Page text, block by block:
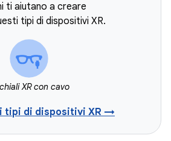
ti aiutano a creare
tipi di dispositivi XR.
XR con cavo
tipi di dispositivi XR →